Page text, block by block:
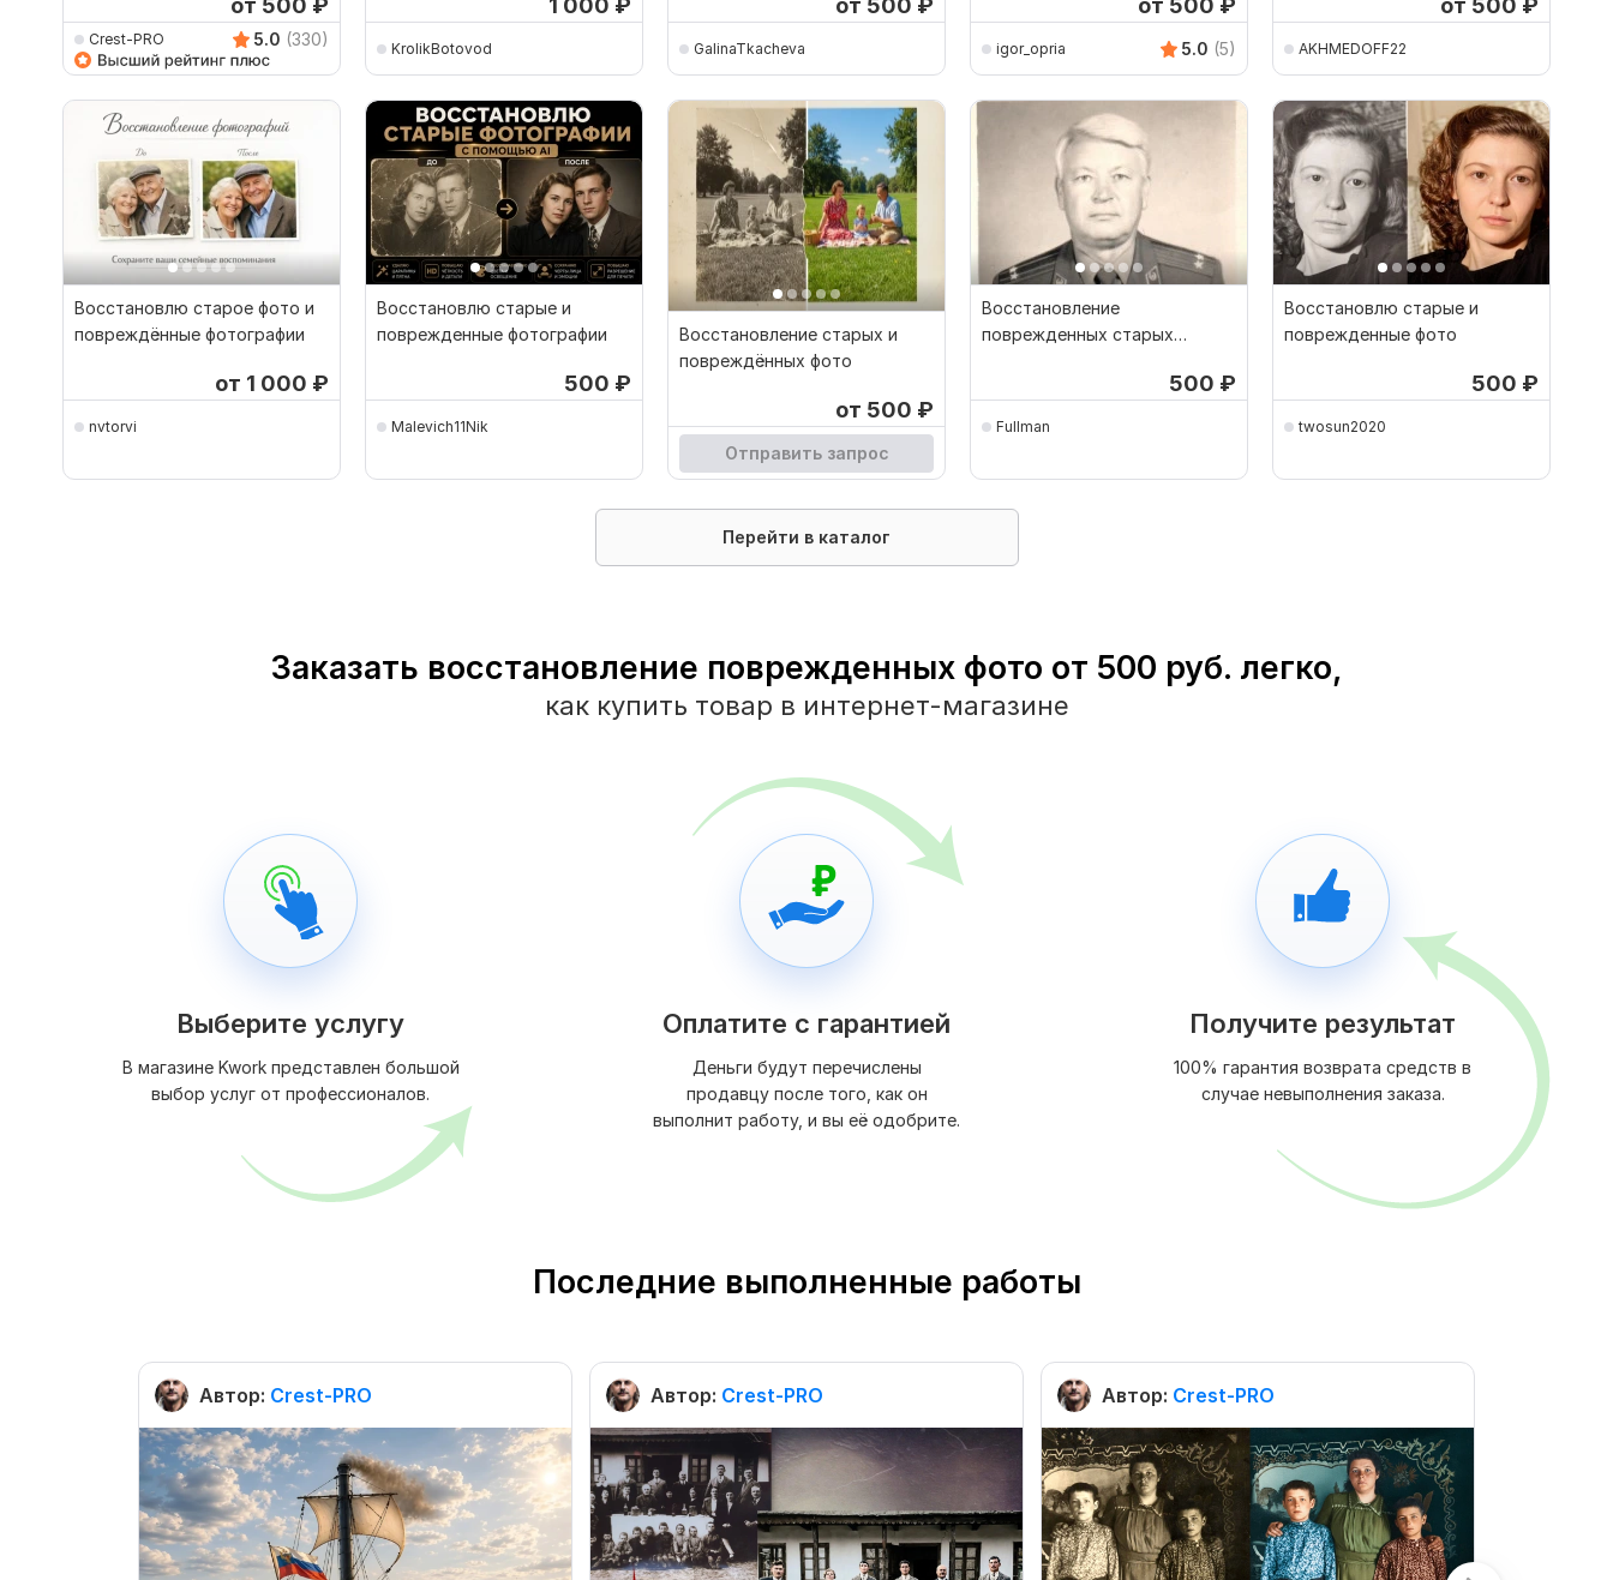
от 500 ₽
Crest-PRO 5.0 (330)
1 000 ₽
KrolikBotovod
от 500 ₽
GalinaTkacheva
от 500 ₽
igor_opria 5.0 (5)
от 500 ₽
AKHMEDOFF22
Восстановлю старое фото и
повреждённые фотографии
от 1 000 ₽
nvtorvi
Восстановлю старые и
поврежденные фотографии
500 ₽
Malevich11Nik
Кворк остановлен
Восстановление старых и
повреждённых фото
от 500 ₽
Отправить запрос
Восстановление
поврежденных старых
500 ₽
Fullman
Восстановлю старые и
поврежденные фото
500 ₽
twosun2020
Перейти в каталог
Заказать восстановление поврежденных фото от 500 руб. легко,
как купить товар в интернет-магазине
Выберите услугу
В магазине Kwork представлен большой
выбор услуг от профессионалов.
Оплатите с гарантией
Деньги будут перечислены
продавцу после того, как он
выполнит работу, и вы её одобрите.
Получите результат
100% гарантия возврата средств в
случае невыполнения заказа.
Последние выполненные работы
Автор: Crest-PRO Автор: Crest-PRO Автор: Crest-PRO